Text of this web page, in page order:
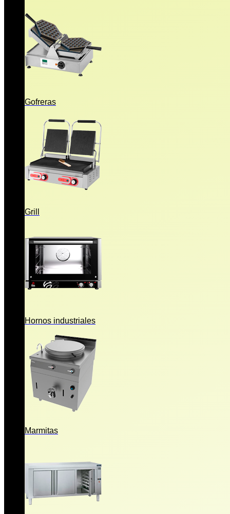
Gofreras
Grill
Hornos industriales
Marmitas